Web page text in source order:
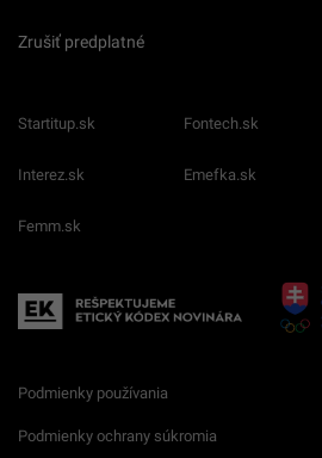
Zrušiť predplatné
Startitup.sk Fontech.sk
Interez.sk Emefka.sk
Femm.sk
Podmienky používania
Podmienky ochrany súkromia